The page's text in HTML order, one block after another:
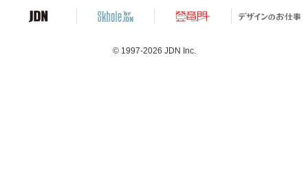
© 1997-2026 JDN Inc.